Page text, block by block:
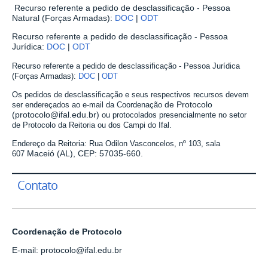
Recurso referente a pedido de desclassificação - Pessoa
Natural (Forças Armadas): DOC | ODT
Recurso referente a pedido de desclassificação - Pessoa
Jurídica: DOC | ODT
Recurso referente a pedido de desclassificação - Pessoa Jurídica
(Forças Armadas): DOC ODT
Os pedidos de desclassificação e seus respectivos recursos devem
ser endereçados ao e-mail da Coordenação de Protocolo
(protocolo@ifal.edu.br) ou protocolados presencialmente no setor
de Protocolo da Reitoria ou dos Campi do Ifal .
Endereço da Reitoria: Rua Odilon Vasconcelos, nº 103, sala
607 Maceió (AL), CEP: 57035-660.
Contato
Coordenação de Protocolo
E-mail: protocolo@ifal.edu.br